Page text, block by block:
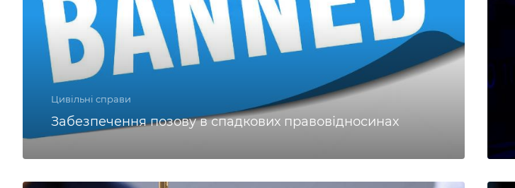
Цивільні справи
Забезпечення позову в спадкових правовідносинах